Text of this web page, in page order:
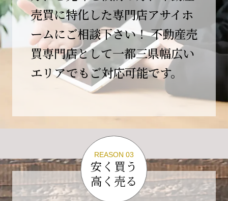
この節目を無事に迎えることができましたの
は、日頃よりご愛顧いただいているお客様、お
力添えをいただいている取引先の皆様、そして
支えてくださったすべての関係者の皆様のおか
げであり、心より深く感謝申し上げます。
10年という年月の中で、多くのご縁と学びをい
ただき、今日の当社があります。
しかしながら、10周年は通過点にすぎません。
る企業へと成長してまいります。
変化の激しい時代だからこそ、初心を忘れず、
挑戦を続け、社会に必要とされる存在であり続
けることをお約束いたします。
売買に特化した専門店アサイホ
ームにご相談下さい！ 不動産売
買専門店として一都三県幅広い
エリアでもご対応可能です。
REASON 03
安く買う
高く売る